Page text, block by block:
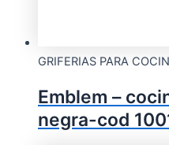
GRIFERIAS PARA
Emblem –
negra-cod